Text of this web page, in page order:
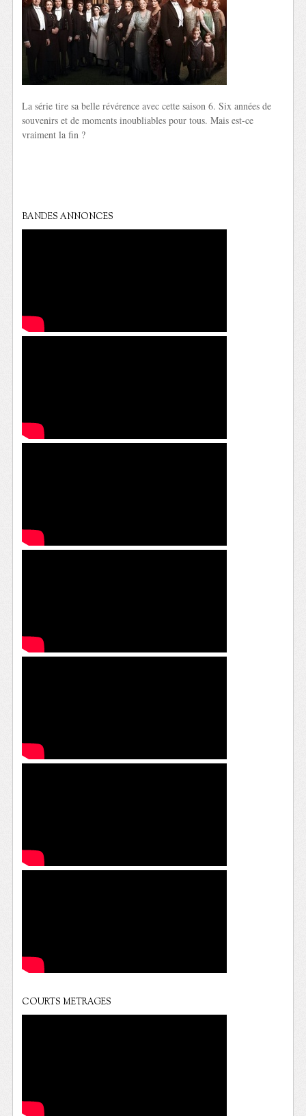
La série tire sa belle révérence avec cette saison 6. Six années de
souvenirs et de moments inoubliables pour tous. Mais est-ce
vraiment la fin ?
BANDES ANNONCES
COURTS METRAGES